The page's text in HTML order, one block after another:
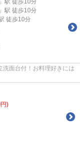
」駅 徒歩10分
」駅 徒歩10分
徒歩10分
面台付！お料理好きには
)